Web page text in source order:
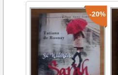
-20%